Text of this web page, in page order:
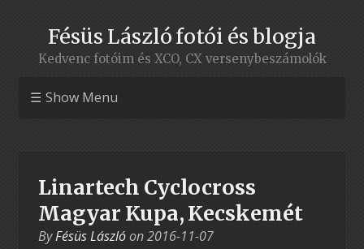
Fésüs László fotói és blogja
Kedvenc fotóim és XCO, CX versenybeszámolók
Show Menu
Linartech Cyclocross
Magyar Kupa, Kecskemét
ByFésüs Lászlóon2016-11-07